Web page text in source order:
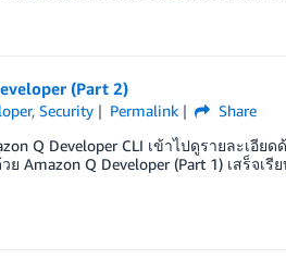
(Part 2)
,Security Permalink
Share
Q Developer CLI เข้าไปดูรายละเอียด
Amazon Q Developer (Part 1) เสร็จเรี